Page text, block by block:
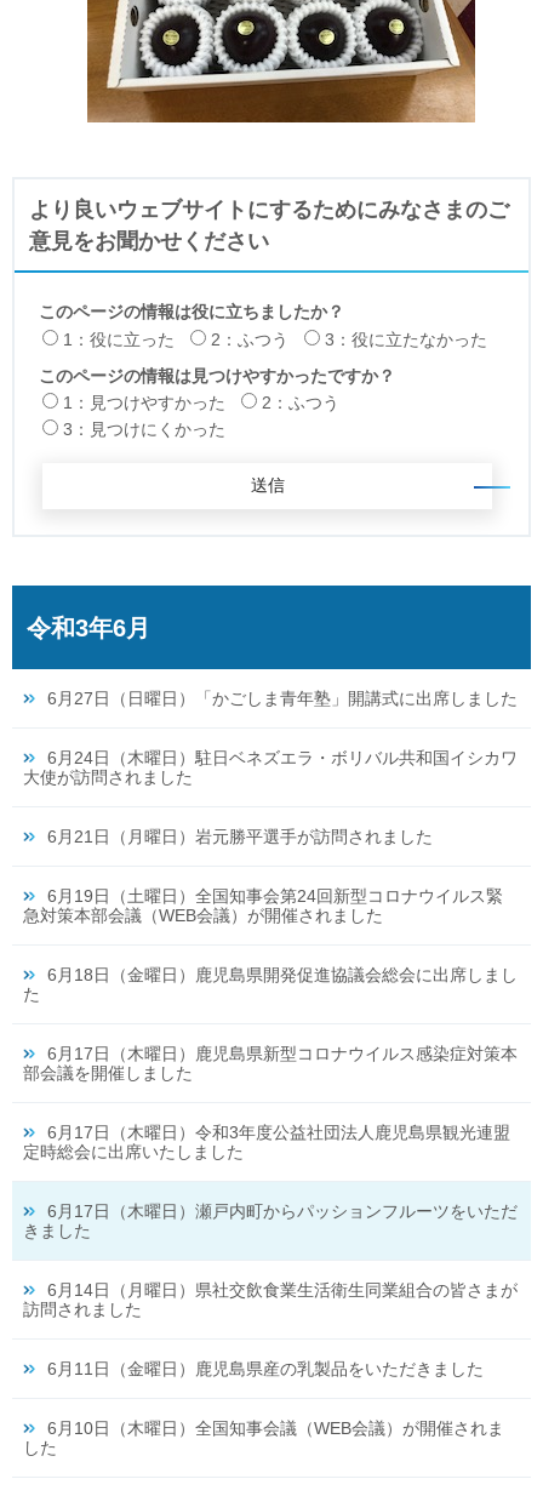
より良いウェブサイトにするためにみなさまのご
意見をお聞かせください
このページの情報は役に立ちましたか？
1：役に立った
2：ふつう
3：役に立たなかった
このページの情報は見つけやすかったですか？
1：見つけやすかった
2：ふつう
3：見つけにくかった
令和3年6月
6月27日（日曜日）「かごしま青年塾」開講式に出席しました
6月24日（木曜日）駐日ベネズエラ・ボリバル共和国イシカワ
大使が訪問されました
6月21日（月曜日）岩元勝平選手が訪問されました
6月19日（土曜日）全国知事会第24回新型コロナウイルス緊
急対策本部会議（WEB会議）が開催されました
6月18日（金曜日）鹿児島県開発促進協議会総会に出席しまし
た
6月17日（木曜日）鹿児島県新型コロナウイルス感染症対策本
部会議を開催しました
6月17日（木曜日）令和3年度公益社団法人鹿児島県観光連盟
定時総会に出席いたしました
6月17日（木曜日）瀬戸内町からパッションフルーツをいただ
きました
6月14日（月曜日）県社交飲食業生活衛生同業組合の皆さまが
訪問されました
6月11日（金曜日）鹿児島県産の乳製品をいただきました
6月10日（木曜日）全国知事会議（WEB会議）が開催されま
した